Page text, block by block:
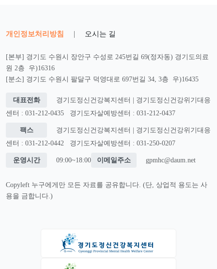
개인정보처리방침 | 오시는 길
[본부] 경기도 수원시 장안구 수성로 245번길 69(정자동) 경기도의료
원 2층 우)16316
[분소] 경기도 수원시 팔달구 덕영대로 697번길 34, 3층 우)16435
대표전화
경기도정신건강복지센터 | 경기도정신건강위기대응
센터 : 031-212-0435
경기도자살예방센터 : 031-212-0437
팩스
경기도정신건강복지센터 | 경기도정신건강위기대응
센터 : 031-212-0442
경기도자살예방센터 : 031-250-0207
운영시간 09:00~18:00 이메일주소 gpmhc@daum.net
Copyleft 누구에게만 모든 자료를 공유합니다. (단, 상업적 용도는 사
용을 금합니다.)